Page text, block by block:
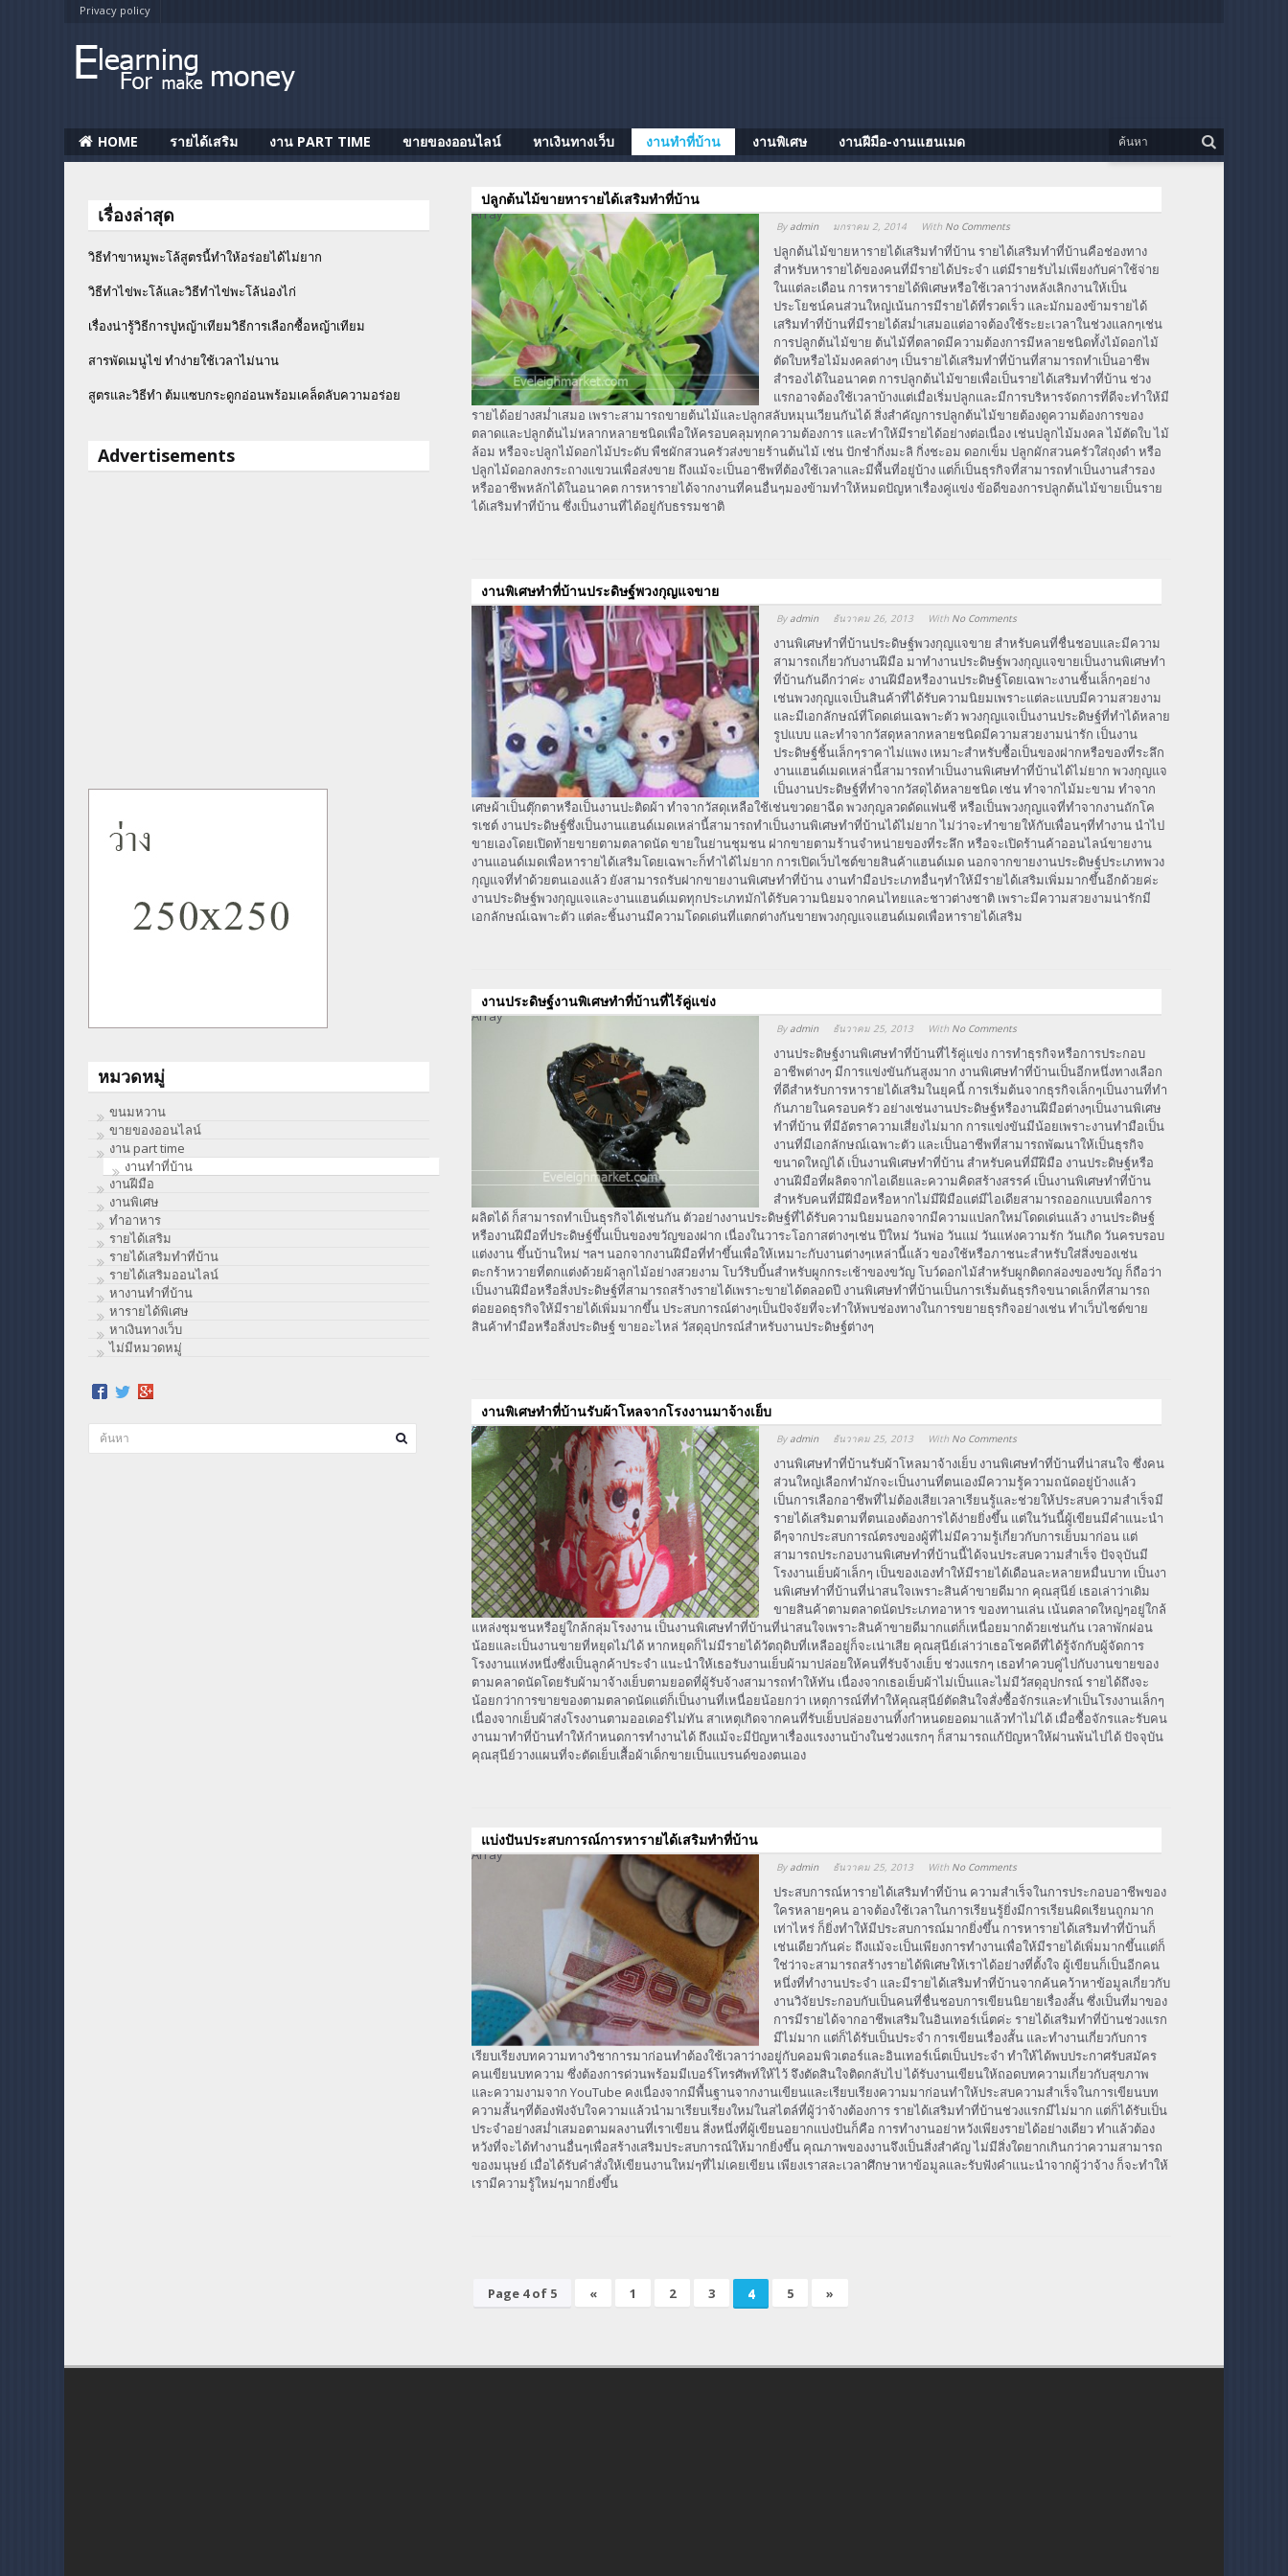
Privacy policy
HOME รายได้เสริม งาน PART TIME ขายของออนไลน์ หาเงินทางเว็บ งานทําที่บ้าน งานพิเศษ งานฝีมือ-งานแฮนเมด
ปลูกต้นไม้ขายหารายได้เสริมทำที่บ้าน
By admin มกราคม 2, 2014 With No Comments
Array
ปลูกต้นไม้ขายหารายได้เสริมทำที่บ้าน รายได้เสริมทำที่บ้านคือช่องทาง
สำหรับหารายได้ของคนที่มีรายได้ประจำ แต่มีรายรับไม่เพียงกับค่าใช้จ่าย
ในแต่ละเดือน การหารายได้พิเศษหรือใช้เวลาว่างหลังเลิกงานให้เป็น
ประโยชน์คนส่วนใหญ่เน้นการมีรายได้ที่รวดเร็ว และมักมองข้ามรายได้
เสริมทำที่บ้านที่มีรายได้สม่ำเสมอแต่อาจต้องใช้ระยะเวลาในช่วงแลกๆเช่น
การปลูกต้นไม้ขาย ต้นไม้ที่ตลาดมีความต้องการมีหลายชนิดทั้งไม้ดอกไม้
ตัดใบหรือไม้มงคลต่างๆ เป็นรายได้เสริมทำที่บ้านที่สามารถทำเป็นอาชีพ
สำรองได้ในอนาคต การปลูกต้นไม้ขายเพื่อเป็นรายได้เสริมทำที่บ้าน ช่วง
แรกอาจต้องใช้เวลาบ้างแต่เมื่อเริ่มปลูกและมีการบริหารจัดการที่ดีจะทำให้มี
รายได้อย่างสม่ำเสมอ เพราะสามารถขายต้นไม้และปลูกสลับหมุนเวียนกันได้ สิ่งสำคัญการปลูกต้นไม้ขายต้องดูความต้องการของ
ตลาดและปลูกต้นไม่หลากหลายชนิดเพื่อให้ครอบคลุมทุกความต้องการ และทำให้มีรายได้อย่างต่อเนื่อง เช่นปลูกไม้มงคล ไม้ตัดใบ ไม้
ล้อม หรือจะปลูกไม้ดอกไม้ประดับ พืชผักสวนครัวส่งขายร้านต้นไม้ เช่น ปักชำกิ่งมะลิ กิ่งชะอม ดอกเข็ม ปลูกผักสวนครัวใส่ถุงดำ หรือ
ปลูกไม้ดอกลงกระถางแขวนเพื่อส่งขาย ถึงแม้จะเป็นอาชีพที่ต้องใช้เวลาและมีพื้นที่อยู่บ้าง แต่ก็เป็นธุรกิจที่สามารถทำเป็นงานสำรอง
หรืออาชีพหลักได้ในอนาคต การหารายได้จากงานที่คนอื่นๆมองข้ามทำให้หมดปัญหาเรื่องคู่แข่ง ข้อดีของการปลูกต้นไม้ขายเป็นราย
ได้เสริมทำที่บ้าน ซึ่งเป็นงานที่ได้อยู่กับธรรมชาติ
งานพิเศษทำที่บ้านประดิษฐ์พวงกุญแจขาย
By admin ธันวาคม 26, 2013 With No Comments
Array
งานพิเศษทำที่บ้านประดิษฐ์พวงกุญแจขาย สำหรับคนที่ชื่นชอบและมีความ
สามารถเกี่ยวกับงานฝีมือ มาทำงานประดิษฐ์พวงกุญแจขายเป็นงานพิเศษทำ
ที่บ้านกันดีกว่าค่ะ งานฝีมือหรืองานประดิษฐ์โดยเฉพาะงานชิ้นเล็กๆอย่าง
เช่นพวงกุญแจเป็นสินค้าที่ได้รับความนิยมเพราะแต่ละแบบมีความสวยงาม
และมีเอกลักษณ์ที่โดดเด่นเฉพาะตัว พวงกุญแจเป็นงานประดิษฐ์ที่ทำได้หลาย
รูปแบบ และทำจากวัสดุหลากหลายชนิดมีความสวยงามน่ารัก เป็นงาน
ประดิษฐ์ชิ้นเล็กๆราคาไม่แพง เหมาะสำหรับซื้อเป็นของฝากหรือของที่ระลึก
งานแฮนด์เมดเหล่านี้สามารถทำเป็นงานพิเศษทำที่บ้านได้ไม่ยาก พวงกุญแจ
เป็นงานประดิษฐ์ที่ทำจากวัสดุได้หลายชนิด เช่น ทำจากไม้มะขาม ทำจาก
เศษผ้าเป็นตุ๊กตาหรือเป็นงานปะติดผ้า ทำจากวัสดุเหลือใช้เช่นขวดยาฉีด พวงกุญลวดดัดแฟนซี หรือเป็นพวงกุญแจที่ทำจากงานถักโค
รเชต์ งานประดิษฐ์ซึ่งเป็นงานแฮนด์เมดเหล่านี้สามารถทำเป็นงานพิเศษทำที่บ้านได้ไม่ยาก ไม่ว่าจะทำขายให้กับเพื่อนๆที่ทำงาน นำไป
ขายเองโดยเปิดท้ายขายตามตลาดนัด ขายในย่านชุมชน ฝากขายตามร้านจำหน่ายของที่ระลึก หรือจะเปิดร้านค้าออนไลน์ขายงาน
งานแอนด์เมดเพื่อหารายได้เสริมโดยเฉพาะก็ทำได้ไม่ยาก การเปิดเว็บไซต์ขายสินค้าแฮนด์เมด นอกจากขายงานประดิษฐ์ประเภทพวง
กุญแจที่ทำด้วยตนเองแล้ว ยังสามารถรับฝากขายงานพิเศษทำที่บ้าน งานทำมือประเภทอื่นๆทำให้มีรายได้เสริมเพิ่มมากขึ้นอีกด้วยค่ะ
งานประดิษฐ์พวงกุญแจและงานแฮนด์เมดทุกประเภทมักได้รับความนิยมจากคนไทยและชาวต่างชาติ เพราะมีความสวยงามน่ารักมี
เอกลักษณ์เฉพาะตัว แต่ละชิ้นงานมีความโดดเด่นที่แตกต่างกันขายพวงกุญแจแฮนด์เมดเพื่อหารายได้เสริม
งานประดิษฐ์งานพิเศษทําที่บ้านที่ไร้คู่แข่ง
By admin ธันวาคม 25, 2013 With No Comments
Array
งานประดิษฐ์งานพิเศษทําที่บ้านที่ไร้คู่แข่ง การทำธุรกิจหรือการประกอบ
อาชีพต่างๆ มีการแข่งขันกันสูงมาก งานพิเศษทําที่บ้านเป็นอีกหนึ่งทางเลือก
ที่ดีสำหรับการหารายได้เสริมในยุคนี้ การเริ่มต้นจากธุรกิจเล็กๆเป็นงานที่ทำ
กันภายในครอบครัว อย่างเช่นงานประดิษฐ์หรืองานฝีมือต่างๆเป็นงานพิเศษ
ทําที่บ้าน ที่มีอัตราความเสี่ยงไม่มาก การแข่งขันมีน้อยเพราะงานทำมือเป็น
งานที่มีเอกลักษณ์เฉพาะตัว และเป็นอาชีพที่สามารถพัฒนาให้เป็นธุรกิจ
ขนาดใหญ่ได้ เป็นงานพิเศษทําที่บ้าน สำหรับคนที่มีฝีมือ งานประดิษฐ์หรือ
งานฝีมือที่ผลิตจากไอเดียและความคิดสร้างสรรค์ เป็นงานพิเศษทําที่บ้าน
สำหรับคนที่มีฝีมือหรือหากไม่มีฝีมือแต่มีไอเดียสามารถออกแบบเพื่อการ
ผลิตได้ ก็สามารถทำเป็นธุรกิจได้เช่นกัน ตัวอย่างงานประดิษฐ์ที่ได้รับความนิยมนอกจากมีความแปลกใหม่โดดเด่นแล้ว งานประดิษฐ์
หรืองานฝีมือที่ประดิษฐ์ขึ้นเป็นของขวัญของฝาก เนื่องในวาระโอกาสต่างๆเช่น ปีใหม่ วันพ่อ วันแม่ วันแห่งความรัก วันเกิด วันครบรอบ
แต่งงาน ขึ้นบ้านใหม่ ฯลฯ นอกจากงานฝีมือที่ทำขึ้นเพื่อให้เหมาะกับงานต่างๆเหล่านี้แล้ว ของใช้หรือภาชนะสำหรับใส่สิ่งของเช่น
ตะกร้าหวายที่ตกแต่งด้วยผ้าลูกไม้อย่างสวยงาม โบว์ริบบิ้นสำหรับผูกกระเช้าของขวัญ โบว์ดอกไม้สำหรับผูกติดกล่องของขวัญ ก็ถือว่า
เป็นงานฝีมือหรือสิ่งประดิษฐ์ที่สามารถสร้างรายได้เพราะขายได้ตลอดปี งานพิเศษทําที่บ้านเป็นการเริ่มต้นธุรกิจขนาดเล็กที่สามารถ
ต่อยอดธุรกิจให้มีรายได้เพิ่มมากขึ้น ประสบการณ์ต่างๆเป็นปัจจัยที่จะทำให้พบช่องทางในการขยายธุรกิจอย่างเช่น ทำเว็บไซต์ขาย
สินค้าทำมือหรือสิ่งประดิษฐ์ ขายอะไหล่ วัสดุอุปกรณ์สำหรับงานประดิษฐ์ต่างๆ
งานพิเศษทําที่บ้านรับผ้าโหลจากโรงงานมาจ้างเย็บ
By admin ธันวาคม 25, 2013 With No Comments
Array
งานพิเศษทําที่บ้านรับผ้าโหลมาจ้างเย็บ งานพิเศษทําที่บ้านที่น่าสนใจ ซึ่งคน
ส่วนใหญ่เลือกทำมักจะเป็นงานที่ตนเองมีความรู้ความถนัดอยู่บ้างแล้ว
เป็นการเลือกอาชีพที่ไม่ต้องเสียเวลาเรียนรู้และช่วยให้ประสบความสำเร็จมี
รายได้เสริมตามที่ตนเองต้องการได้ง่ายยิ่งขึ้น แต่ในวันนี้ผู้เขียนมีคำแนะนำ
ดีๆจากประสบการณ์ตรงของผู้ที่ไม่มีความรู้เกี่ยวกับการเย็บมาก่อน แต่
สามารถประกอบงานพิเศษทําที่บ้านนี้ได้จนประสบความสำเร็จ ปัจจุบันมี
โรงงานเย็บผ้าเล็กๆ เป็นของเองทำให้มีรายได้เดือนละหลายหมื่นบาท เป็นงา
นพิเศษทําที่บ้านที่น่าสนใจเพราะสินค้าขายดีมาก คุณสุนีย์ เธอเล่าว่าเดิม
ขายสินค้าตามตลาดนัดประเภทอาหาร ของทานเล่น เน้นตลาดใหญ่ๆอยู่ใกล้
แหล่งชุมชนหรือยู่ใกล้กลุ่มโรงงาน เป็นงานพิเศษทําที่บ้านที่น่าสนใจเพราะสินค้าขายดีมากแต่ก็เหนื่อยมากด้วยเช่นกัน เวลาพักผ่อน
น้อยและเป็นงานขายที่หยุดไม่ได้ หากหยุดก็ไม่มีรายได้วัตถุดิบที่เหลืออยู่ก็จะเน่าเสีย คุณสุนีย์เล่าว่าเธอโชคดีที่ได้รู้จักกับผู้จัดการ
โรงงานแห่งหนึ่งซึ่งเป็นลูกค้าประจำ แนะนำให้เธอรับงานเย็บผ้ามาปล่อยให้คนที่รับจ้างเย็บ ช่วงแรกๆ เธอทำควบคู่ไปกับงานขายของ
ตามคลาดนัดโดยรับผ้ามาจ้างเย็บตามยอดที่ผู้รับจ้างสามารถทำให้ทัน เนื่องจากเธอเย็บผ้าไม่เป็นและไม่มีวัสดุอุปกรณ์ รายได้ถึงจะ
น้อยกว่าการขายของตามตลาดนัดแต่ก็เป็นงานที่เหนื่อยน้อยกว่า เหตุการณ์ที่ทำให้คุณสุนีย์ตัดสินใจสั่งซื้อจักรและทำเป็นโรงงานเล็กๆ
เนื่องจากเย็บผ้าส่งโรงงานตามออเดอร์ไม่ทัน สาเหตุเกิดจากคนที่รับเย็บปล่อยงานทิ้งกำหนดยอดมาแล้วทำไม่ได้ เมื่อซื้อจักรและรับคน
งานมาทำที่บ้านทำให้กำหนดการทำงานได้ ถึงแม้จะมีปัญหาเรื่องแรงงานบ้างในช่วงแรกๆ ก็สามารถแก้ปัญหาให้ผ่านพ้นไปได้ ปัจจุบัน
คุณสุนีย์วางแผนที่จะตัดเย็บเสื้อผ้าเด็กขายเป็นแบรนด์ของตนเอง
แบ่งปันประสบการณ์การหารายได้เสริมทําที่บ้าน
By admin ธันวาคม 25, 2013 With No Comments
Array
ประสบการณ์หารายได้เสริมทําที่บ้าน ความสำเร็จในการประกอบอาชีพของ
ใครหลายๆคน อาจต้องใช้เวลาในการเรียนรู้ยิ่งมีการเรียนผิดเรียนถูกมาก
เท่าไหร่ ก็ยิ่งทำให้มีประสบการณ์มากยิ่งขึ้น การหารายได้เสริมทําที่บ้านก็
เช่นเดียวกันค่ะ ถึงแม้จะเป็นเพียงการทำงานเพื่อให้มีรายได้เพิ่มมากขึ้นแต่ก็
ใช่ว่าจะสามารถสร้างรายได้พิเศษให้เราได้อย่างที่ตั้งใจ ผู้เขียนก็เป็นอีกคน
หนึ่งที่ทำงานประจำ และมีรายได้เสริมทําที่บ้านจากค้นคว้าหาข้อมูลเกี่ยวกับ
งานวิจัยประกอบกับเป็นคนที่ชื่นชอบการเขียนนิยายเรื่องสั้น ซึ่งเป็นที่มาของ
การมีรายได้จากอาชีพเสริมในอินเทอร์เน็ตค่ะ รายได้เสริมทําที่บ้านช่วงแรก
มีไม่มาก แต่ก็ได้รับเป็นประจำ การเขียนเรื่องสั้น และทำงานเกี่ยวกับการ
เรียบเรียงบทความทางวิชาการมาก่อนทำต้องใช้เวลาว่างอยู่กับคอมพิวเตอร์และอินเทอร์เน็ตเป็นประจำ ทำให้ได้พบประกาศรับสมัคร
คนเขียนบทความ ซึ่งต้องการด่วนพร้อมมีเบอร์โทรศัพท์ให้ไว้ จึงตัดสินใจติดกลับไป ได้รับงานเขียนให้ถอดบทความเกี่ยวกับสุขภาพ
และความงามจาก YouTube คงเนื่องจากมีพื้นฐานจากงานเขียนและเรียบเรียงความมาก่อนทำให้ประสบความสำเร็จในการเขียนบท
ความสั้นๆที่ต้องฟังจับใจความแล้วนำมาเรียบเรียงใหม่ในสไตล์ที่ผู้ว่าจ้างต้องการ รายได้เสริมทําที่บ้านช่วงแรกมีไม่มาก แต่ก็ได้รับเป็น
ประจำอย่างสม่ำเสมอตามผลงานที่เราเขียน สิ่งหนึ่งที่ผู้เขียนอยากแบ่งปันก็คือ การทำงานอย่าหวังเพียงรายได้อย่างเดียว ทำแล้วต้อง
หวังที่จะได้ทำงานอื่นๆเพื่อสร้างเสริมประสบการณ์ให้มากยิ่งขึ้น คุณภาพของงานจึงเป็นสิ่งสำคัญ ไม่มีสิ่งใดยากเกินกว่าความสามารถ
ของมนุษย์ เมื่อได้รับคำสั่งให้เขียนงานใหม่ๆที่ไม่เคยเขียน เพียงเราสละเวลาศึกษาหาข้อมูลและรับฟังคำแนะนำจากผู้ว่าจ้าง ก็จะทำให้
เรามีความรู้ใหม่ๆมากยิ่งขึ้น
Page 4 of 5 « 1 2 3 4 5 »
เรื่องล่าสุด
วิธีทำขาหมูพะโล้สูตรนี้ทำให้อร่อยได้ไม่ยาก
วิธีทําไข่พะโล้และวิธีทำไข่พะโล้น่องไก่
เรื่องน่ารู้วิธีการปูหญ้าเทียมวิธีการเลือกซื้อหญ้าเทียม
สารพัดเมนูไข่ ทำง่ายใช้เวลาไม่นาน
สูตรและวิธีทำ ต้มแซบกระดูกอ่อนพร้อมเคล็ดลับความอร่อย
Advertisements
หมวดหมู่
ขนมหวาน
ขายของออนไลน์
งาน part time
งานทําที่บ้าน
งานฝีมือ
งานพิเศษ
ทําอาหาร
รายได้เสริม
รายได้เสริมทำที่บ้าน
รายได้เสริมออนไลน์
หางานทำที่บ้าน
หารายได้พิเศษ
หาเงินทางเว็บ
ไม่มีหมวดหมู่